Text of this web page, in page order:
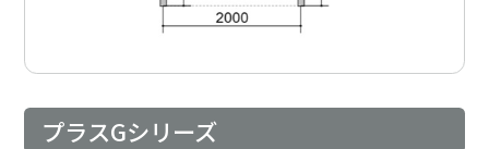
プラスGシリーズ